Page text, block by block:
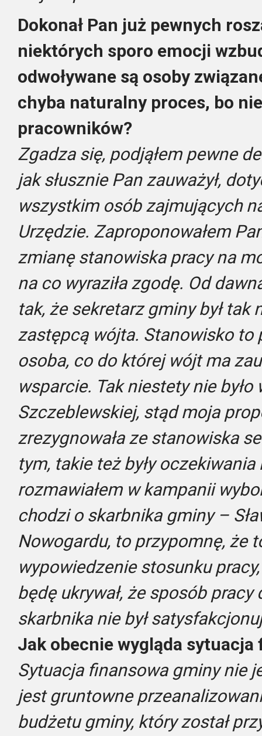
Dokonał Pan już pewnych
niektórych sporo emocji
odwoływane są osoby
chyba naturalny proces, bo
pracowników?
Zgadza się, podjąłem pewne
jak słusznie Pan zauważył,
wszystkim osób zajmujących
Urzędzie. Zaproponowałem
zmianę stanowiska pracy na
na co wyraziła zgodę. Od
tak, że sekretarz gminy był
zastępcą wójta. Stanowisko to
osoba, co do której wójt ma
wsparcie. Tak niestety nie było
Szczeblewskiej, stąd moja
zrezygnowała ze stanowiska
tym, takie też były
rozmawiałem w kampanii
chodzi o skarbnika gminy –
Nowogardu, to przypomnę, że
wypowiedzenie stosunku
będę ukrywał, że sposób
skarbnika nie był
Jak obecnie wygląda
Sytuacja finansowa gminy nie
jest gruntowne
budżetu gminy, który został